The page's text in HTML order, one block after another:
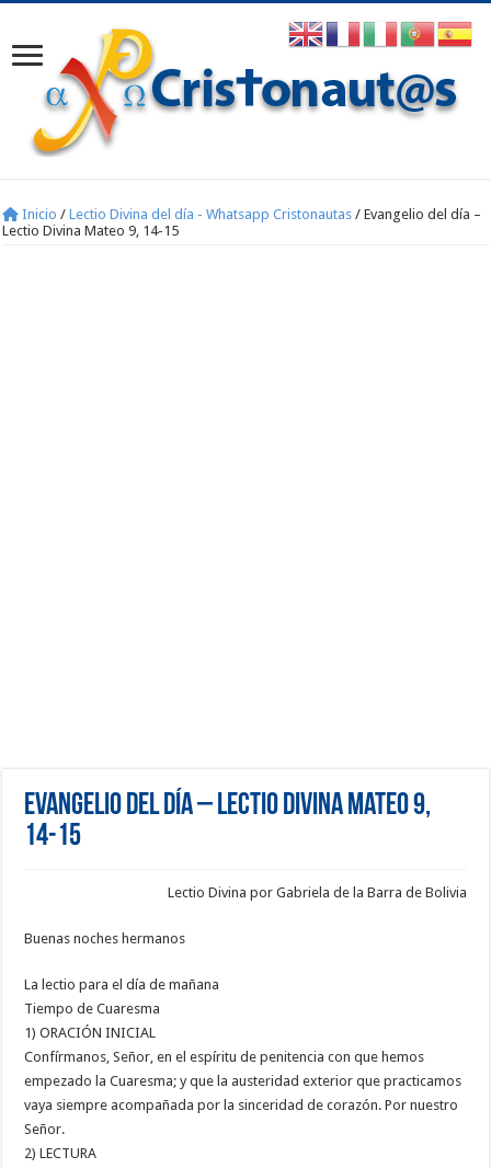
Inicio / Lectio Divina del día - Whatsapp Cristonautas / Evangelio del día –
Lectio Divina Mateo 9, 14-15
Evangelio del día – Lectio Divina Mateo 9,
14-15
Lectio Divina por Gabriela de la Barra de Bolivia
Buenas noches hermanos
La lectio para el día de mañana
Tiempo de Cuaresma
1) ORACIÓN INICIAL
Confírmanos, Señor, en el espíritu de penitencia con que hemos
empezado la Cuaresma; y que la austeridad exterior que practicamos
vaya siempre acompañada por la sinceridad de corazón. Por nuestro
Señor.
2) LECTURA